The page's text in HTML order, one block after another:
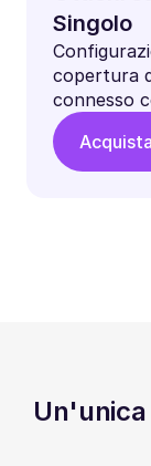
Singolo
copertura
connesso